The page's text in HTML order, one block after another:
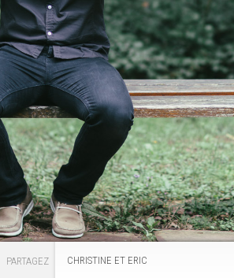
PARTAGEZ CHRISTINE ET ERIC